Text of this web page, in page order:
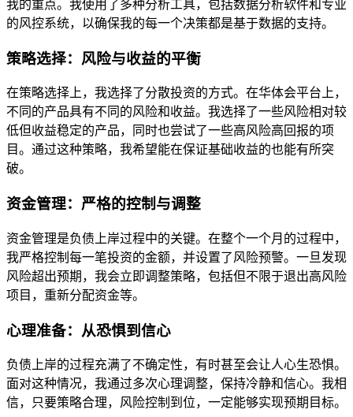
我的重点。我使用了多种分析工具，包括数据分析软件和专业
的风控系统，以确保我的每一个决策都是基于数据的支持。
策略选择：风险与收益的平衡
在策略选择上，我选择了分散投资的方式。在华体会平台上，
不同的产品具有不同的风险和收益。我选择了一些风险相对较
低但收益稳定的产品，同时也尝试了一些高风险高回报的项
目。通过这种策略，我希望能在保证基础收益的也能有所突
破。
资金管理：严格的控制与调整
资金管理是负债上岸过程中的关键。在整个一个月的过程中，
我严格控制每一笔投资的金额，并设置了风险预警。一旦发现
风险超出预期，我会立即调整策略，包括但不限于退出高风险
项目，重新分配资金等。
心理准备：从恐惧到信心
负债上岸的过程充满了不确定性，有时甚至会让人心生恐惧。
面对这种情况，我通过多次心理调整，保持冷静和信心。我相
信，只要策略合理，风险控制到位，一定能够实现预期目标。